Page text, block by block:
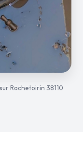
Rochetoirin 38110